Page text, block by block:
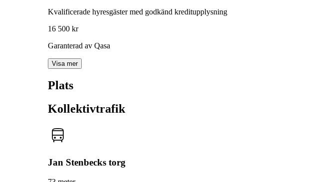
Kvalificerade hyresgäster med godkänd kreditupplysning
16 500 kr
Garanterad av Qasa
Visa mer
Plats
Kollektivtrafik
Jan Stenbecks torg